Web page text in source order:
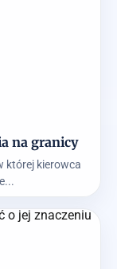
na granicy
której kierowca